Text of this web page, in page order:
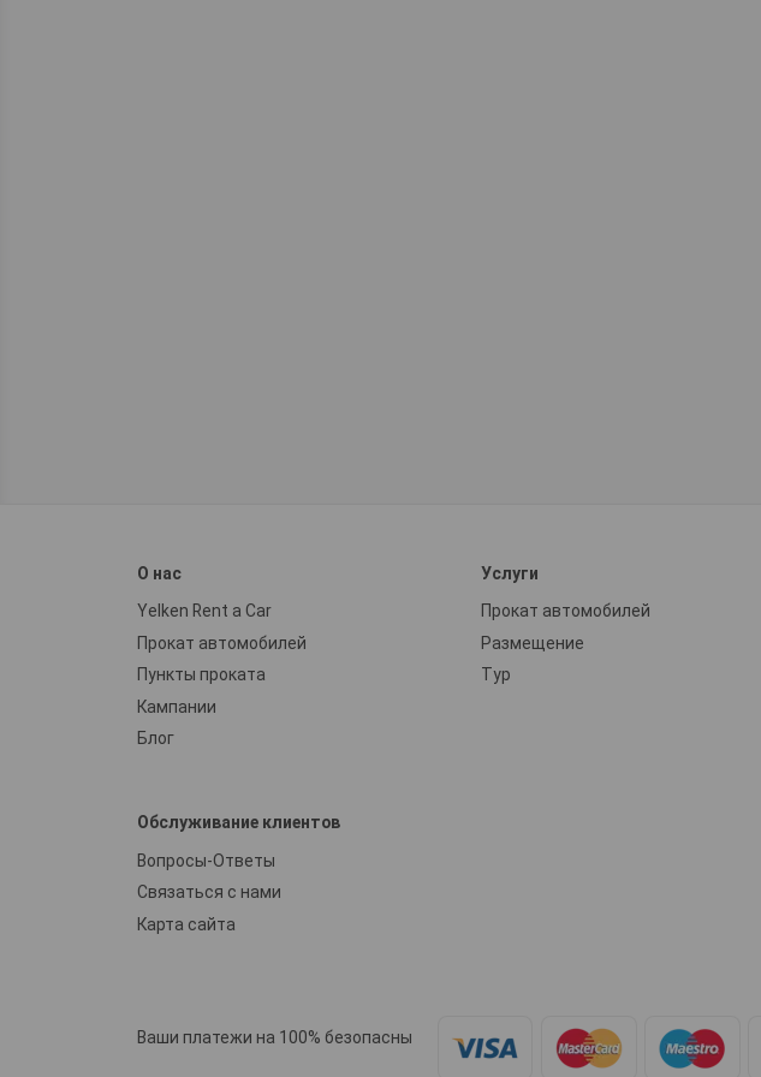
О нас
Yelken Rent a Car
Прокат автомобилей
Пункты проката
Кампании
Блог
Услуги
Прокат автомобилей
Размещение
Тур
Обслуживание клиентов
Вопросы-Ответы
Связаться с нами
Карта сайта
Ваши платежи на 100% безопасны